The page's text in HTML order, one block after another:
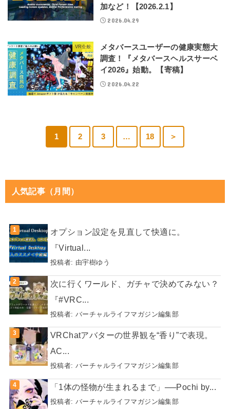
加など！【2026.2.1】
2026.04.29
VR全般
メタバースユーザーの健康実態大
調査！『メタバースヘルスサーベ
イ2026』始動。【寄稿】
2026.04.22
1 2 3 … 18 ＞
人気記事（月間）
オプション設定を見直して快適に。
『Virtual...
投稿者: 由宇樹ゆう
次に行くワールド、ガチャで決めてみない？
『#VRC...
投稿者: バーチャルライフマガジン編集部
VRChatアバターの世界観を“香り”で表現。
AC...
投稿者: バーチャルライフマガジン編集部
「1体の怪物が生まれるまで」──Pochi by...
投稿者: バーチャルライフマガジン編集部